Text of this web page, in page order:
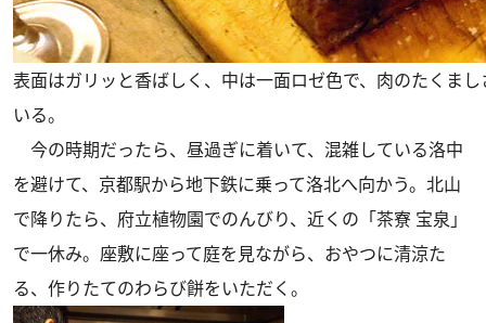
表面はガリッと香ばしく、中は一面ロゼ色で、肉のたくま
いる。
今の時期だったら、昼過ぎに着いて、混雑している洛中
を避けて、京都駅から地下鉄に乗って洛北へ向かう。北山
で降りたら、府立植物園でのんびり、近くの「茶寮 宝泉」
で一休み。座敷に座って庭を見ながら、おやつに清涼た
る、作りたてのわらび餅をいただく。